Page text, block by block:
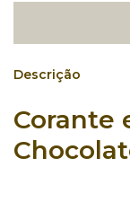
Descrição
Corante